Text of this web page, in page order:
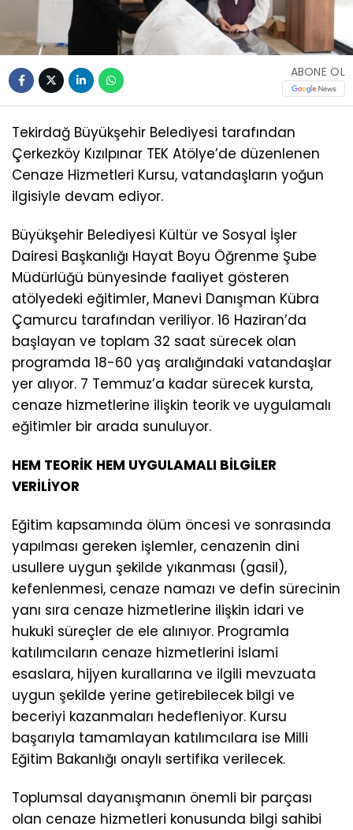
ABONE OL
Tekirdağ Büyükşehir Belediyesi tarafından
Çerkezköy Kızılpınar TEK Atölye’de düzenlenen
Cenaze Hizmetleri Kursu, vatandaşların yoğun
ilgisiyle devam ediyor.
Büyükşehir Belediyesi Kültür ve Sosyal İşler
Dairesi Başkanlığı Hayat Boyu Öğrenme Şube
Müdürlüğü bünyesinde faaliyet gösteren
atölyedeki eğitimler, Manevi Danışman Kübra
Çamurcu tarafından veriliyor. 16 Haziran’da
başlayan ve toplam 32 saat sürecek olan
programda 18-60 yaş aralığındaki vatandaşlar
yer alıyor. 7 Temmuz’a kadar sürecek kursta,
cenaze hizmetlerine ilişkin teorik ve uygulamalı
eğitimler bir arada sunuluyor.
HEM TEORİK HEM UYGULAMALI BİLGİLER
VERİLİYOR
Eğitim kapsamında ölüm öncesi ve sonrasında
yapılması gereken işlemler, cenazenin dini
usullere uygun şekilde yıkanması (gasil),
kefenlenmesi, cenaze namazı ve defin sürecinin
yanı sıra cenaze hizmetlerine ilişkin idari ve
hukuki süreçler de ele alınıyor. Programla
katılımcıların cenaze hizmetlerini İslami
esaslara, hijyen kurallarına ve ilgili mevzuata
uygun şekilde yerine getirebilecek bilgi ve
beceriyi kazanmaları hedefleniyor. Kursu
başarıyla tamamlayan katılımcılara ise Milli
Eğitim Bakanlığı onaylı sertifika verilecek.
Toplumsal dayanışmanın önemli bir parçası
olan cenaze hizmetleri konusunda bilgi sahibi